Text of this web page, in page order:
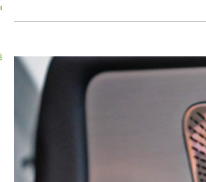
Type-R FL5?!】
【電車買鈴有什麼要注意!! 承重能力
好重要!!】